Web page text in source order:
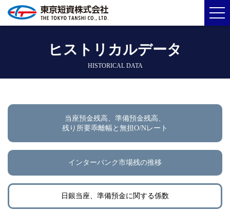
ヒストリカルデータ
HISTORICAL DATA
当座預金残高、準備預金残高、
残り所要乖離幅と無担O/Nレート
インターバンク市場残の推移
日銀当座、準備預金に関する係数